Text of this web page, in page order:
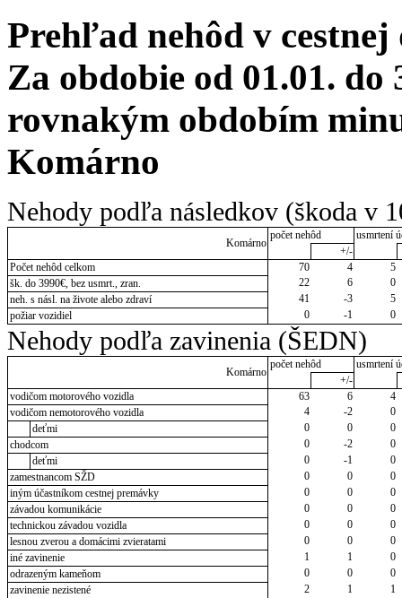
Prehľad nehôd v cestnej
Za obdobie od 01.01. do
rovnakým obdobím
Komárno
Nehody podľa následkov (škoda v
Komárno
počet nehôd
usmrtení
+/-
Počet nehôd celkom
70 4
5
šk. do 3990€, bez usmrt., zran.
22 6
0
neh. s násl. na živote alebo zdraví
41 -3
5
požiar vozidiel
0 -1 0
Nehody podľa zavinenia (ŠEDN)
Komárno
počet nehôd
usmrtení
+/-
vodičom motorového vozidla
63 6
4
vodičom nemotorového vozidla
4 -2
0
deťmi
0 0
0
chodcom
0 -2
0
deťmi
0 -1
0
zamestnancom SŽD
0 0
0
iným účastníkom cestnej premávky
0 0
0
závadou komunikácie
0 0
0
technickou závadou vozidla
0 0
0
lesnou zverou a domácimi zvieratami
0 0
0
iné zavinenie
1 1
0
odrazeným kameňom
0 0
0
zavinenie nezistené
2 1
1